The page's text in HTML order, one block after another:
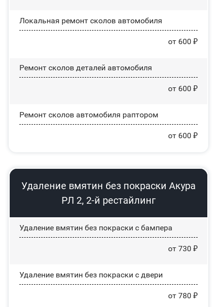
Локальная ремонт сколов автомобиля
от 600 ₽
Ремонт сколов деталей автомобиля
от 600 ₽
Ремонт сколов автомобиля раптором
от 600 ₽
Удаление вмятин без покраски Акура
РЛ 2, 2-й рестайлинг
Удаление вмятин без покраски с бампера
от 730 ₽
Удаление вмятин без покраски с двери
от 780 ₽